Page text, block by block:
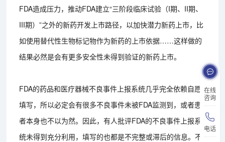
在线
咨询
电话
FDA造成压力，推动FDA建立“三阶段临床试验（I期、II期、
III期）”之外的新药开发上市路径，以加快潜力新药上市，比
如使用替代性生物标记物作为新药的上市依据……这样做的
结果必然是会有更多安全性未得到验证的新药上市。
FDA的药品和医疗器械不良事件上报系统几乎完全依赖自愿
填写，所以必定会有很多不良事件未被FDA监测到，或者患
者本身也不以为然。因此，有人批评FDA的不良事件上报系
统未得到充分利用，填写的也都是不完整或滞后的信息。不